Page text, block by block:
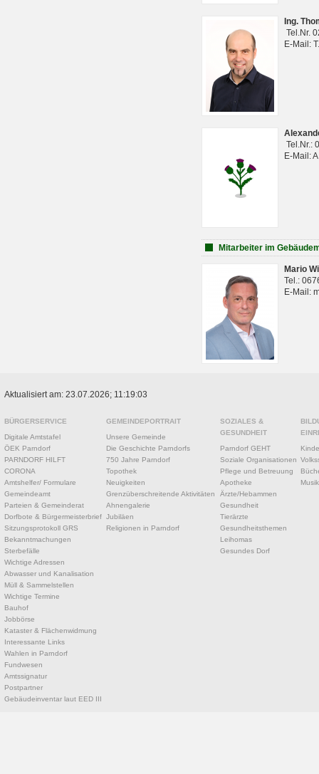
Ing.
Tel.Nr.
E-Mail:
Tel.Nr.:
E-Mail:
Mitarbeiter im
Mario
Tel.:
E-Mail:
Aktualisiert am: 23.07.2026; 11:19:03
BÜRGERSERVICE
Digitale Amtstafel
ÖEK Parndorf
PARNDORF HILFT
CORONA
Amtshelfer/ Formulare
Gemeindeamt
Parteien & Gemeinderat
Dorfbote & Bürgermeisterbrief
Sitzungsprotokoll GRS
Bekanntmachungen
Sterbefälle
Wichtige Adressen
Abwasser und Kanalisation
Müll & Sammelstellen
Wichtige Termine
Bauhof
Jobbörse
Kataster & Flächenwidmung
Interessante Links
Wahlen in Parndorf
Fundwesen
Amtssignatur
Postpartner
Gebäudeinventar laut EED III
GEMEINDEPORTRAIT
Unsere Gemeinde
Die Geschichte Parndorfs
750 Jahre Parndorf
Topothek
Neuigkeiten
Grenzüberschreitende Aktivitäten
Ahnengalerie
Jubiläen
Religionen in Parndorf
SOZIALES &
GESUNDHEIT
Parndorf GEHT
Soziale Organisationen
Pflege und Betreuung
Apotheke
Ärzte/Hebammen
Gesundheit
Tierärzte
Gesundheitsthemen
Leihomas
Gesundes Dorf